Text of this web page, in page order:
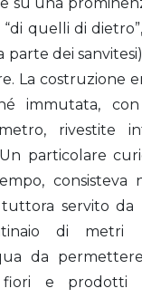
“di quelli di
parte dei
La costruzione
immutata,
rivestite
particolare
consisteva
servito da
di metri
da
e prodotti